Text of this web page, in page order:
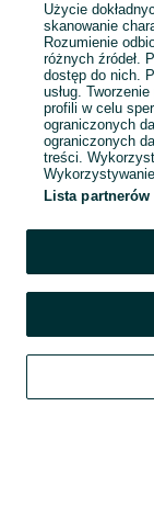
Szukaj
Użycie
skanowanie
Rozumienie
różnych źródeł.
dostęp do nich.
usług.
profili w celu
ograniczonych
ograniczonych
treści.
Lista